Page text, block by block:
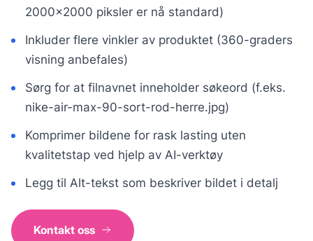
2000×2000 piksler er nå standard)
Inkluder flere vinkler av produktet (360-graders
visning anbefales)
Sørg for at filnavnet inneholder søkeord (f.eks.
nike-air-max-90-sort-rod-herre.jpg)
Komprimer bildene for rask lasting uten
kvalitetstap ved hjelp av AI-verktøy
Legg til Alt-tekst som beskriver bildet i detalj
Kontakt oss